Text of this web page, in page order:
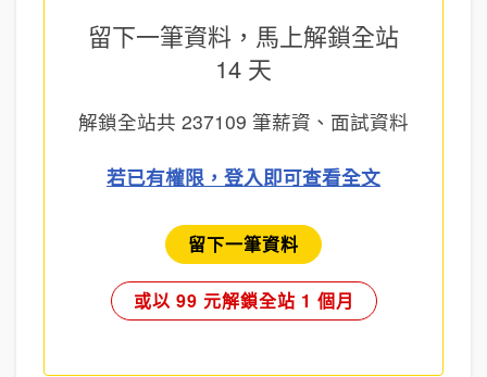
留下一筆資料，馬上解鎖全站
14 天
解鎖全站共 237109 筆薪資、面試資料
若已有權限，登入即可查看全文
留下一筆資料
或以 99 元解鎖全站 1 個月